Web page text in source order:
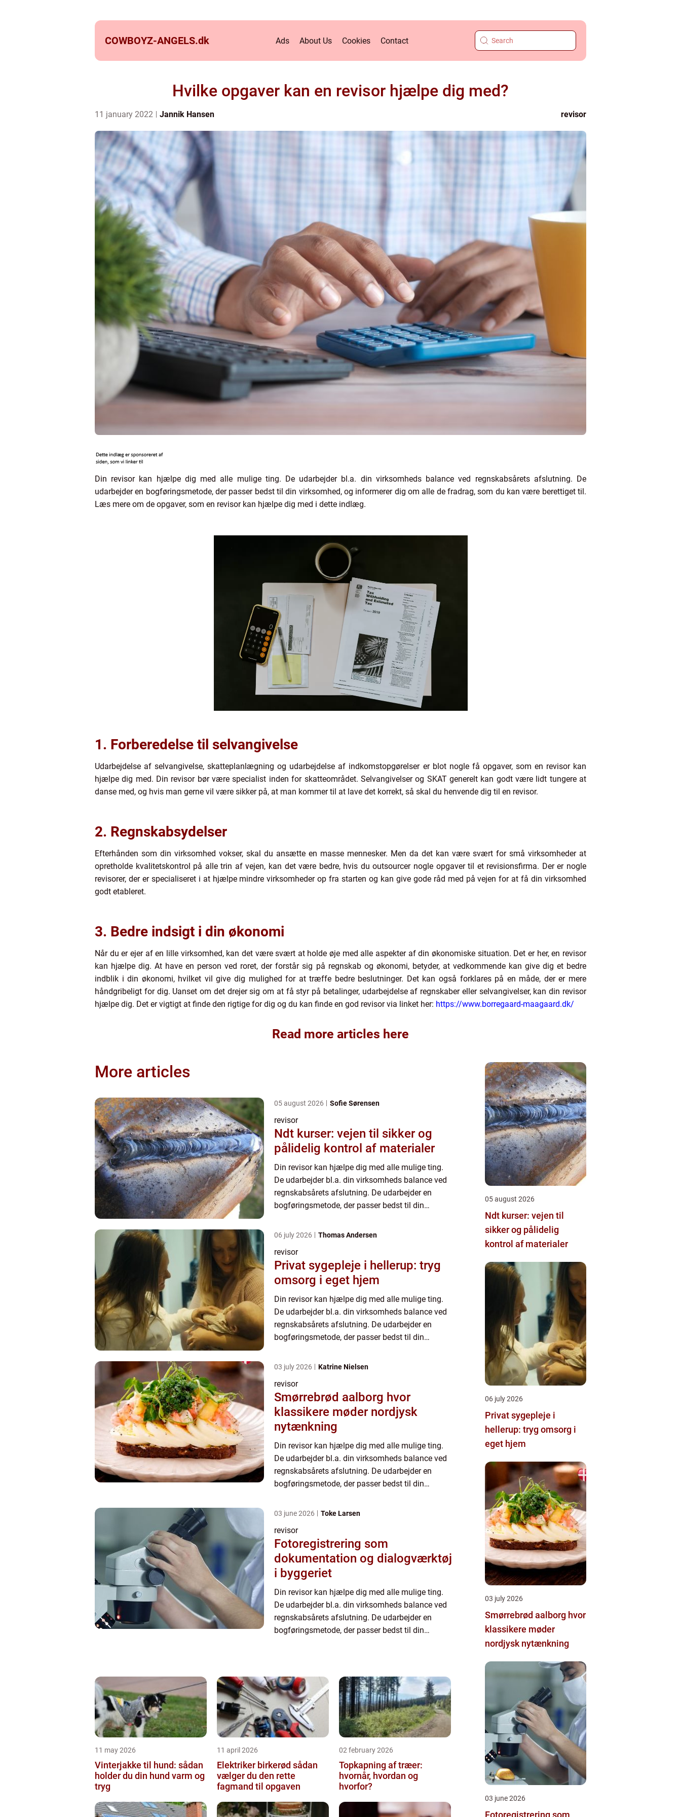
COWBOYZ-ANGELS.dk Ads About Us Cookies Contact
Hvilke opgaver kan en revisor hjælpe dig med?
11 january 2022 Jannik Hansen revisor
Din revisor kan hjælpe dig med alle mulige ting. De udarbejder bl.a. din virksomheds balance ved regnskabsårets afslutning. De
udarbejder en bogføringsmetode, der passer bedst til din virksomhed, og informerer dig om alle de fradrag, som du kan være berettiget til.
Læs mere om de opgaver, som en revisor kan hjælpe dig med i dette indlæg.
1. Forberedelse til selvangivelse
Udarbejdelse af selvangivelse, skatteplanlægning og udarbejdelse af indkomstopgørelser er blot nogle få opgaver, som en revisor kan
hjælpe dig med. Din revisor bør være specialist inden for skatteområdet. Selvangivelser og SKAT generelt kan godt være lidt tungere at
danse med, og hvis man gerne vil være sikker på, at man kommer til at lave det korrekt, så skal du henvende dig til en revisor.
2. Regnskabsydelser
Efterhånden som din virksomhed vokser, skal du ansætte en masse mennesker. Men da det kan være svært for små virksomheder at
opretholde kvalitetskontrol på alle trin af vejen, kan det være bedre, hvis du outsourcer nogle opgaver til et revisionsfirma. Der er nogle
revisorer, der er specialiseret i at hjælpe mindre virksomheder op fra starten og kan give gode råd med på vejen for at få din virksomhed
godt etableret.
3. Bedre indsigt i din økonomi
Når du er ejer af en lille virksomhed, kan det være svært at holde øje med alle aspekter af din økonomiske situation. Det er her, en revisor
kan hjælpe dig. At have en person ved roret, der forstår sig på regnskab og økonomi, betyder, at vedkommende kan give dig et bedre
indblik i din økonomi, hvilket vil give dig mulighed for at træffe bedre beslutninger. Det kan også forklares på en måde, der er mere
håndgribeligt for dig. Uanset om det drejer sig om at få styr på betalinger, udarbejdelse af regnskaber eller selvangivelser, kan din revisor
hjælpe dig. Det er vigtigt at finde den rigtige for dig og du kan finde en god revisor via linket her: https://www.borregaard-maagaard.dk/
Read more articles here
More articles
05 august 2026 Sofie Sørensen
revisor
Ndt kurser: vejen til sikker og
pålidelig kontrol af materialer
Din revisor kan hjælpe dig med alle mulige ting.
De udarbejder bl.a. din virksomheds balance ved
regnskabsårets afslutning. De udarbejder en
bogføringsmetode, der passer bedst til din
som du kan være ...
06 july 2026 Thomas Andersen
revisor
Privat sygepleje i hellerup: tryg
omsorg i eget hjem
Din revisor kan hjælpe dig med alle mulige ting.
De udarbejder bl.a. din virksomheds balance ved
regnskabsårets afslutning. De udarbejder en
bogføringsmetode, der passer bedst til din
som du kan være ...
03 july 2026 Katrine Nielsen
revisor
Smørrebrød aalborg hvor
klassikere møder nordjysk
nytænkning
Din revisor kan hjælpe dig med alle mulige ting.
De udarbejder bl.a. din virksomheds balance ved
regnskabsårets afslutning. De udarbejder en
bogføringsmetode, der passer bedst til din
som du kan være ...
03 june 2026 Toke Larsen
revisor
Fotoregistrering som
dokumentation og dialogværktøj
i byggeriet
Din revisor kan hjælpe dig med alle mulige ting.
De udarbejder bl.a. din virksomheds balance ved
regnskabsårets afslutning. De udarbejder en
bogføringsmetode, der passer bedst til din
11 may 2026
Vinterjakke til hund: sådan
holder du din hund varm og
tryg
11 april 2026
Elektriker birkerød sådan
vælger du den rette
fagmand til opgaven
02 february 2026
Topkapning af træer:
hvornår, hvordan og
hvorfor?
05 august 2026
Ndt kurser: vejen til
sikker og pålidelig
kontrol af materialer
06 july 2026
Privat sygepleje i
hellerup: tryg omsorg i
eget hjem
03 july 2026
Smørrebrød aalborg hvor
klassikere møder
nordjysk nytænkning
03 june 2026
Fotoregistrering som